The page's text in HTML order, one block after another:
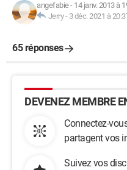
angefabie- 14 janv. 2013 à
Jerry- 3 déc. 2021 à
65 réponses
DEVENEZ MEMBRE
Connectez-
partagent vos
Suivez vos